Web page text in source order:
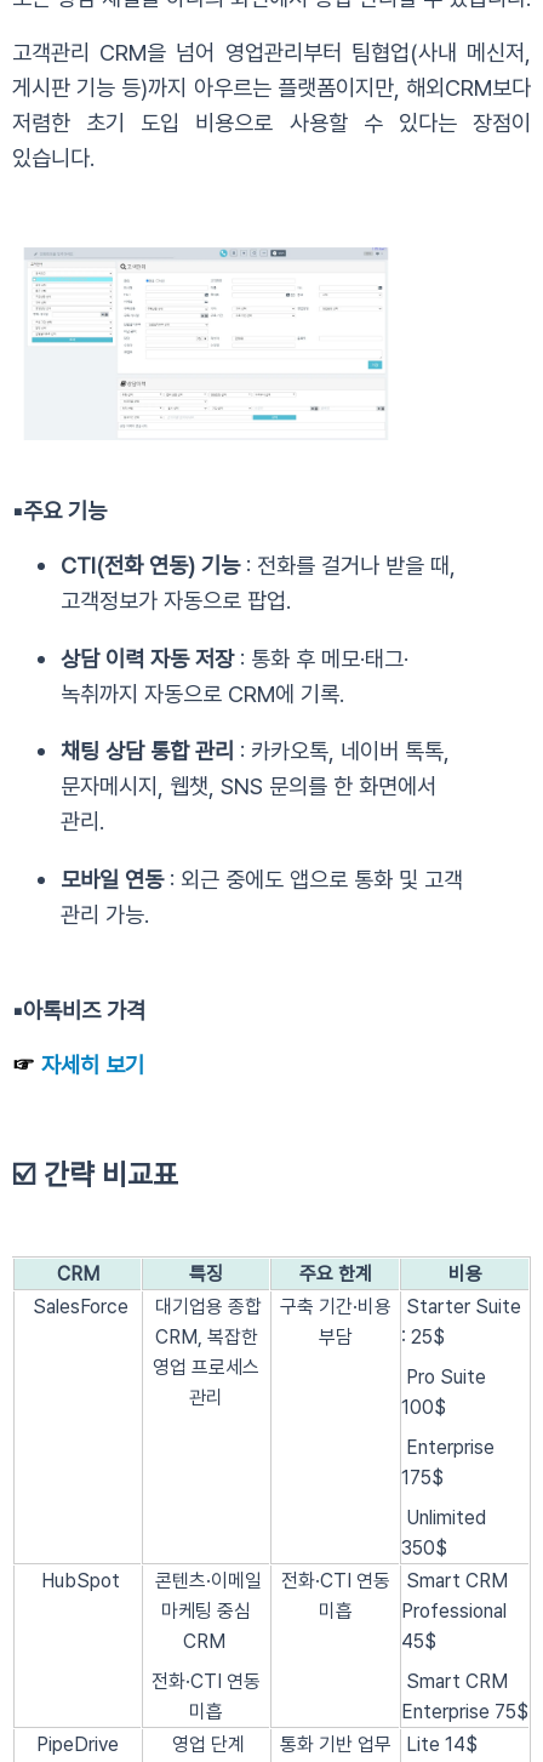
고객관리 CRM을 넘어 영업관리부터 팀협업(사내 메신저,
게시판 기능 등)까지 아우르는 플랫폼이지만, 해외CRM보다
저렴한 초기 도입 비용으로 사용할 수 있다는 장점이
있습니다.
▪️주요 기능
CTI(전화 연동) 기능: 전화를 걸거나 받을 때,
고객정보가 자동으로 팝업.
상담 이력 자동 저장: 통화 후 메모·태그·
녹취까지 자동으로 CRM에 기록.
채팅 상담 통합 관리 : 카카오톡, 네이버 톡톡,
문자메시지, 웹챗, SNS 문의를 한 화면에서
관리.
모바일 연동: 외근 중에도 앱으로 통화 및 고객
관리 가능.
▪️아톡비즈 가격
☞ 자세히 보기
☑️ 간략 비교표
CRM 특징 주요 한계
비용
SalesForce
대기업용 종합
CRM, 복잡한
영업 프로세스
관리
구축 기간·비용
부담
Starter Suite
: 25$
Pro Suite
100$
Enterprise
175$
Unlimited
350$
HubSpot
콘텐츠·이메일
마케팅 중심
CRM
전화·CTI 연동
미흡
전화·CTI 연동
미흡
Smart CRM
Professional
45$
Smart CRM
Enterprise 75$
PipeDrive
영업 단계
통화 기반 업무
Lite 14$